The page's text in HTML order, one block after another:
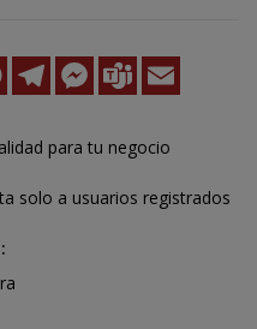
WhatsAppTelegramMessenger
Teams
para tu negocio
solo a usuarios registrados